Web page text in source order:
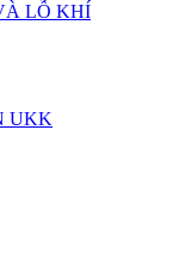
LỖ KHÍ
UKK